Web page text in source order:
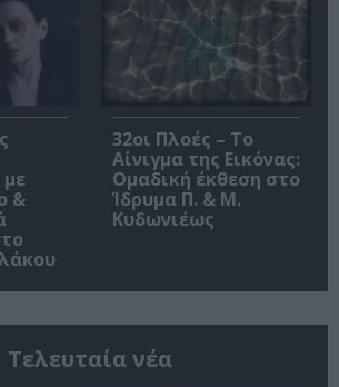
&
32οι Πλοές – Το
Αίνιγμα της Εικόνας:
Ομαδική έκθεση στο
Ίδρυμα Π. & Μ.
Κυδωνιέως
Τελευταία νέα